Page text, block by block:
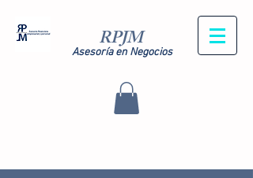
RPJM
Asesoría en Negocios